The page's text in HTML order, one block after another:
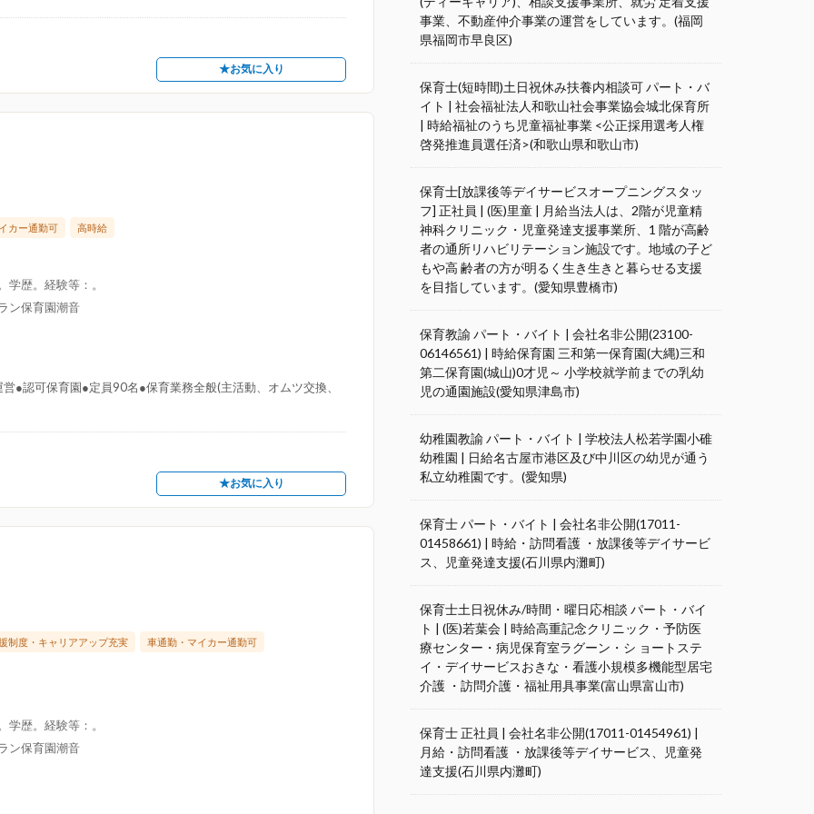
★お気に入り
カー通勤可 高時給
歴。経験等：。
ン保育園潮音
●認可保育園●定員90名●保育業務全般(主活動、オムツ交換、
★お気に入り
制度・キャリアアップ充実 車通勤・マイカー通勤可
歴。経験等：。
ン保育園潮音
事業、不動産仲介事業の運営をしています。(福岡
県福岡市早良区)
保育士(短時間)土日祝休み扶養内相談可 パート・バ
イト | 社会福祉法人和歌山社会事業協会城北保育所
| 時給福祉のうち児童福祉事業 <公正採用選考人権
啓発推進員選任済>(和歌山県和歌山市)
保育士[放課後等デイサービスオープニングスタッ
フ] 正社員 | (医)里童 | 月給当法人は、2階が児童精
神科クリニック・児童発達支援事業所、1 階が高齢
者の通所リハビリテーション施設です。地域の子ど
もや高 齢者の方が明るく生き生きと暮らせる支援
を目指しています。(愛知県豊橋市)
保育教諭 パート・バイト | 会社名非公開(23100-
06146561) | 時給保育園 三和第一保育園(大縄)三和
第二保育園(城山)0才児～ 小学校就学前までの乳幼
児の通園施設(愛知県津島市)
幼稚園教諭 パート・バイト | 学校法人松若学園小碓
幼稚園 | 日給名古屋市港区及び中川区の幼児が通う
私立幼稚園です。(愛知県)
保育士 パート・バイト | 会社名非公開(17011-
01458661) | 時給・訪問看護 ・放課後等デイサービ
ス、児童発達支援(石川県内灘町)
保育士土日祝休み/時間・曜日応相談 パート・バイ
ト | (医)若葉会 | 時給高重記念クリニック・予防医
療センター・病児保育室ラグーン・シ ョートステ
イ・デイサービスおきな・看護小規模多機能型居宅
介護 ・訪問介護・福祉用具事業(富山県富山市)
保育士 正社員 | 会社名非公開(17011-01454961) |
月給・訪問看護 ・放課後等デイサービス、児童発
達支援(石川県内灘町)